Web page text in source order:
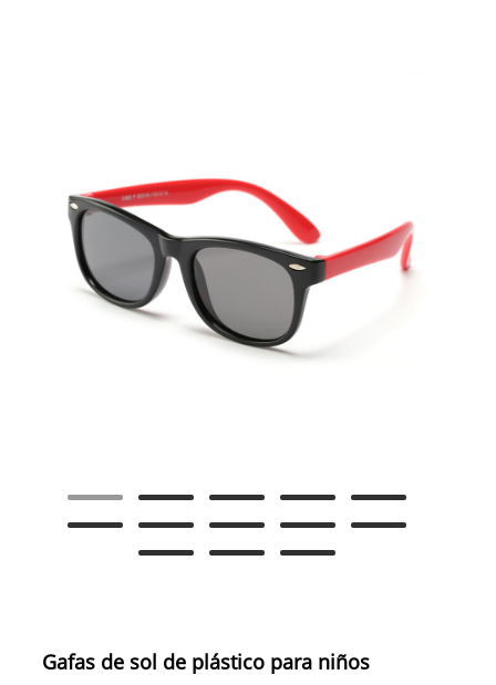
Gafas de sol de plástico para niños